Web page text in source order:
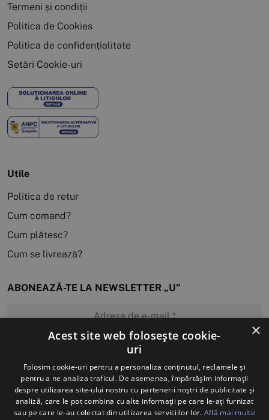
Termeni și condiții
Politica de Cookies
Politica de confidențialitate
Setări Cookie-uri
Utile
Politica de retur
Cum comand?
Cum plătesc?
Cum se livrează?
ABONEAZĂ-TE LA NEWSLETTER „U”
MĂ ABONEZ
×
Acest site web folosește cookie-
uri
Folosim cookie-uri pentru a personaliza conținutul, reclamele și
pentru a ne analiza traficul. De asemenea, împărtășim informații
despre utilizarea site-ului nostru cu partenerii noștri de publicitate și
analiză, care le pot combina cu alte informații pe care le-ați furnizat
sau pe care le-au colectat din utilizarea serviciilor lor. Află mai multe